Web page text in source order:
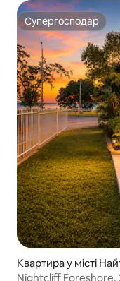
Супергосподар
Супергосподар
Квартира у місті
Nightcliff Foreshore,